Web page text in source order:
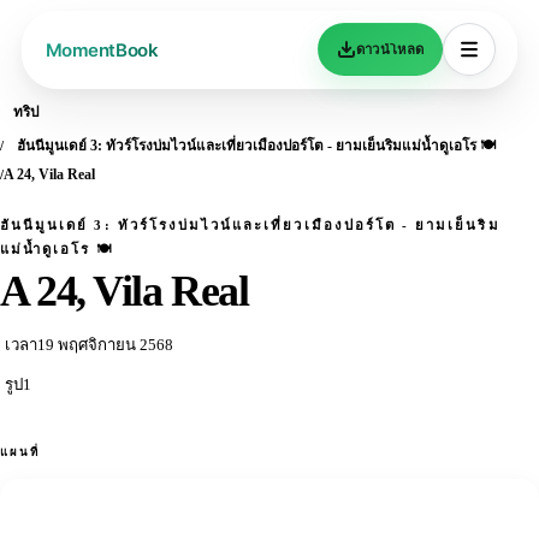
ดาวน์โหลด
ทริป
ฮันนีมูนเดย์ 3: ทัวร์โรงบ่มไวน์และเที่ยวเมืองปอร์โต - ยามเย็นริมแม่น้ำดูเอโร 🍽️
A 24, Vila Real
ฮันนีมูนเดย์ 3: ทัวร์โรงบ่มไวน์และเที่ยวเมืองปอร์โต - ยามเย็นริม
แม่น้ำดูเอโร 🍽️
A 24, Vila Real
เวลา19 พฤศจิกายน 2568
รูป1
แผนที่